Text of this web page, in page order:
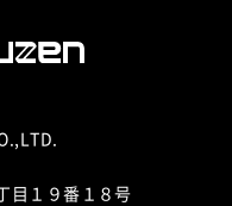
１９番１８号